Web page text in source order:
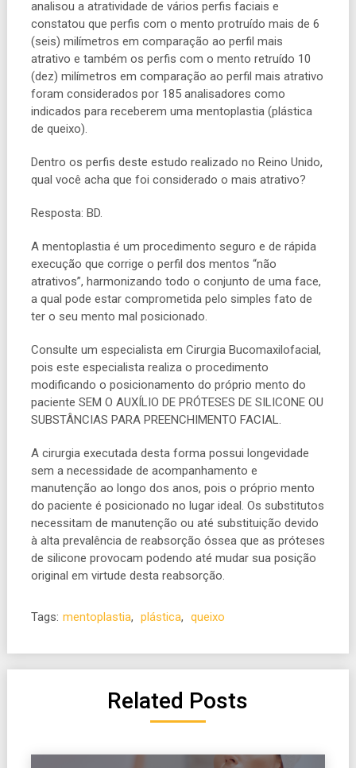
analisou a atratividade de vários perfis faciais e
constatou que perfis com o mento protruído mais de 6
(seis) milímetros em comparação ao perfil mais
atrativo e também os perfis com o mento retruído 10
(dez) milímetros em comparação ao perfil mais atrativo
foram considerados por 185 analisadores como
indicados para receberem uma mentoplastia (plástica
de queixo).
Dentro os perfis deste estudo realizado no Reino Unido,
qual você acha que foi considerado o mais atrativo?
Resposta: BD.
A mentoplastia é um procedimento seguro e de rápida
execução que corrige o perfil dos mentos “não
atrativos”, harmonizando todo o conjunto de uma face,
a qual pode estar comprometida pelo simples fato de
ter o seu mento mal posicionado.
Consulte um especialista em Cirurgia Bucomaxilofacial,
pois este especialista realiza o procedimento
modificando o posicionamento do próprio mento do
paciente SEM O AUXÍLIO DE PRÓTESES DE SILICONE OU
SUBSTÂNCIAS PARA PREENCHIMENTO FACIAL.
A cirurgia executada desta forma possui longevidade
sem a necessidade de acompanhamento e
manutenção ao longo dos anos, pois o próprio mento
do paciente é posicionado no lugar ideal. Os substitutos
necessitam de manutenção ou até substituição devido
à alta prevalência de reabsorção óssea que as próteses
de silicone provocam podendo até mudar sua posição
original em virtude desta reabsorção.
Tags: mentoplastia, plástica, queixo
Related Posts